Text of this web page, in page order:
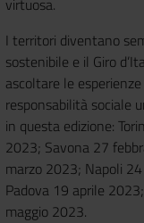
virtuosa.
I territori diventano
sostenibile e il Giro
ascoltare le
responsabilità sociale
in questa edizione:
2023; Savona 27
marzo 2023; Napoli
Padova 19 aprile
maggio 2023.